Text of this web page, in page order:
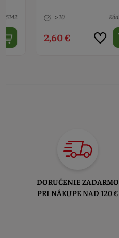
DORUČENIE ZADARMO
PRI NÁKUPE NAD 120 €